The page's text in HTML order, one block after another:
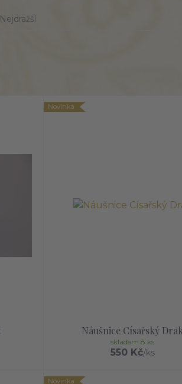
Nejdražší
Novinka
Náušnice Císařský Drak
550 Kč/ks
skladem 8 ks
Novinka